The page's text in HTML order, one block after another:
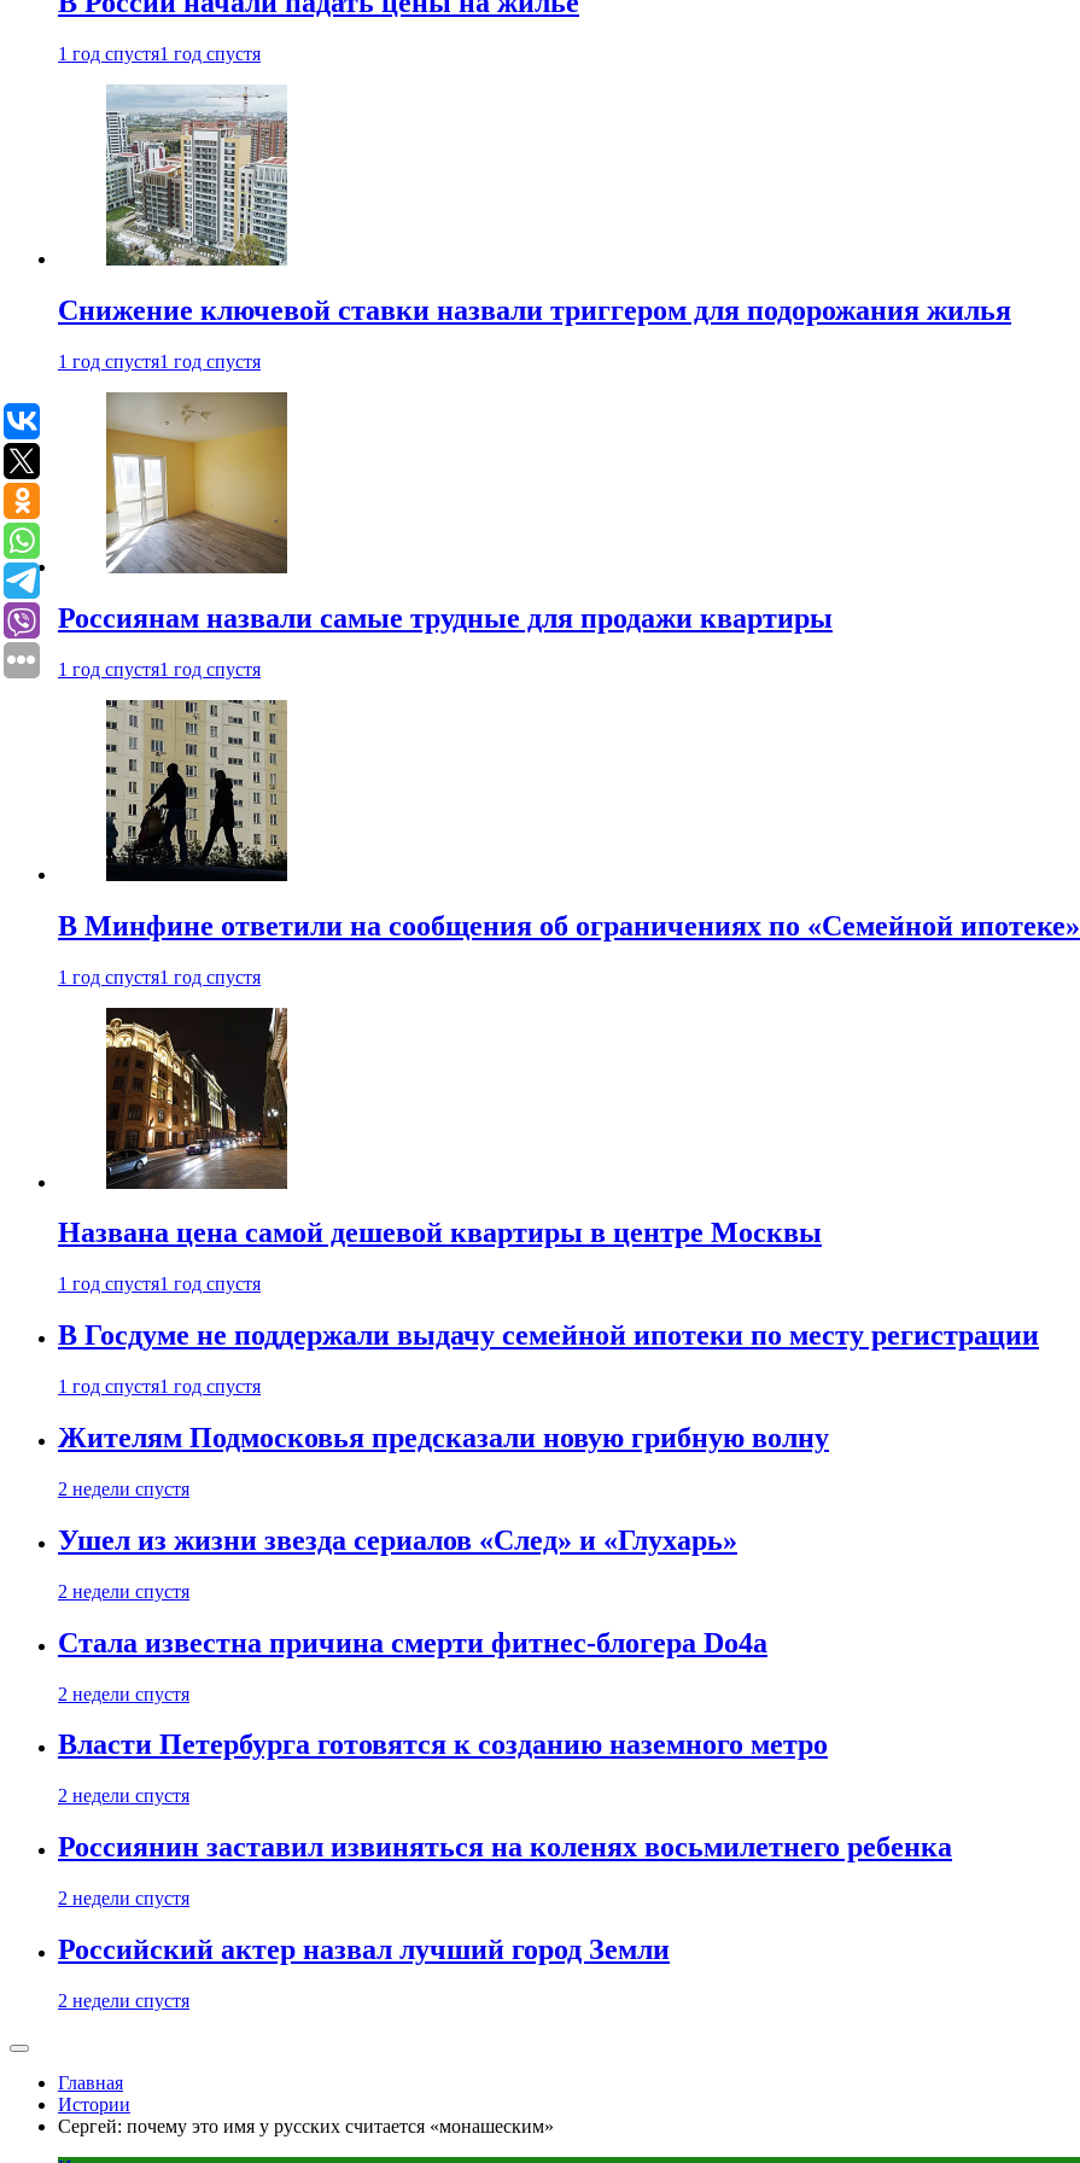
1 год спустя1 год спустя
Снижение ключевой ставки назвали триггером для подорожания жилья
1 год спустя1 год спустя
Россиянам назвали самые трудные для продажи квартиры
1 год спустя1 год спустя
В Минфине ответили на сообщения об ограничениях по «Семейной ипотеке»
1 год спустя1 год спустя
Названа цена самой дешевой квартиры в центре Москвы
1 год спустя1 год спустя
В Госдуме не поддержали выдачу семейной ипотеки по месту регистрации
1 год спустя1 год спустя
Жителям Подмосковья предсказали новую грибную волну
2 недели спустя
Ушел из жизни звезда сериалов «След» и «Глухарь»
2 недели спустя
Стала известна причина смерти фитнес-блогера Do4а
2 недели спустя
Власти Петербурга готовятся к созданию наземного метро
2 недели спустя
Россиянин заставил извиняться на коленях восьмилетнего ребенка
2 недели спустя
Российский актер назвал лучший город Земли
2 недели спустя
Главная
Истории
Сергей: почему это имя у русских считается «монашеским»